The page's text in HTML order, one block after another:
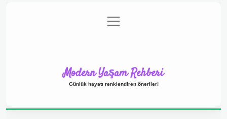
Gizlilik Politikası
menüyü
aç
Modern Yaşam Rehberi
Günlük hayatı renklendiren öneriler!